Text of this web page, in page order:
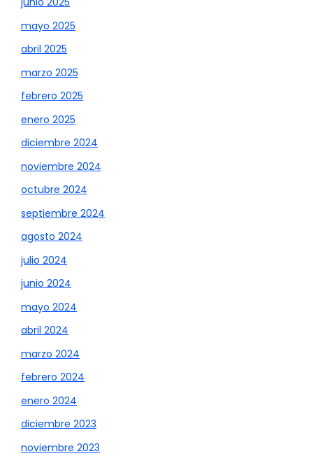
mayo 2025
abril 2025
marzo 2025
febrero 2025
enero 2025
diciembre 2024
noviembre 2024
octubre 2024
septiembre 2024
agosto 2024
julio 2024
junio 2024
mayo 2024
abril 2024
marzo 2024
febrero 2024
enero 2024
diciembre 2023
noviembre 2023